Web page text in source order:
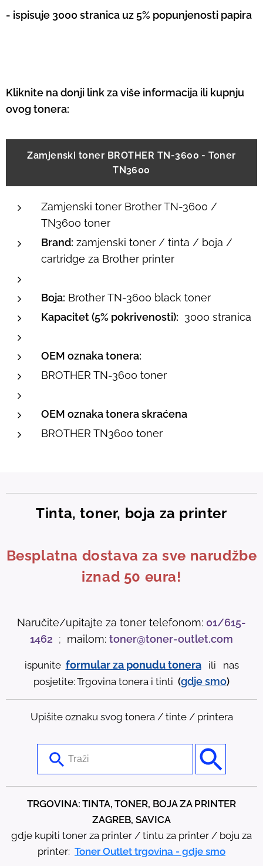
- ispisuje 3000 stranica uz 5% popunjenosti papira
Kliknite na donji link za više informacija ili kupnju
ovog tonera:
Zamjenski toner BROTHER TN-3600 - Toner
TN3600
Zamjenski toner Brother TN-3600 /
TN3600 toner
Brand: zamjenski toner / tinta / boja /
cartridge za Brother printer
Boja: Brother TN-3600 black toner
Kapacitet (5% pokrivenosti): 3000 stranica
OEM oznaka tonera:
BROTHER TN-3600 toner
OEM oznaka tonera skraćena
BROTHER TN3600 toner
Tinta, toner, boja za printer
Besplatna dostava za sve narudžbe
iznad 50 eura!
Naručite/upitajte za toner telefonom: 01/615-
1462 ; mailom: toner@toner-outlet.com
ispunite formular za ponudu tonera
ili nas
posjetite: Trgovina tonera i tinti (gdjesmo)
Upišite oznaku svog tonera / tinte / printera
t
TRGOVINA: TINTA, TONER, BOJA ZA PRINTER
ZAGREB, SAVICA
gdje kupiti toner za printer / tintu za printer / boju za
printer: Toner Outlet trgovina - gdje smo